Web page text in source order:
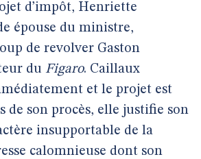
d’impôt, Henriette
épouse du ministre,
de revolver Gaston
du Figaro. Caillaux
et le projet est
de son procès, elle justifie son
insupportable de la
calomnieuse dont son